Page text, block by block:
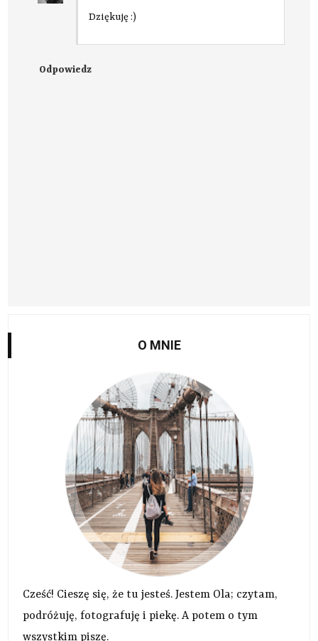
Dziękuję :)
Odpowiedz
O MNIE
Cześć! Cieszę się, że tu jesteś. Jestem Ola; czytam,
podróżuję, fotografuję i piekę. A potem o tym
wszystkim piszę.